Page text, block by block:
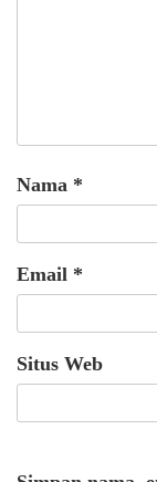
Nama *
Email *
Situs Web